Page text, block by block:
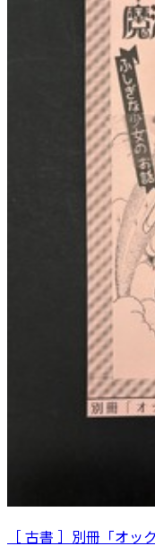
［ 古書 ］別冊「オッ